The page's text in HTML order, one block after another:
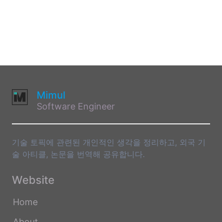
Mimul
Software Engineer
기술 토픽에 관련된 개인적인 생각을 정리하고, 외국 기
술 아티클, 논문을 번역해 공유합니다.
Website
Home